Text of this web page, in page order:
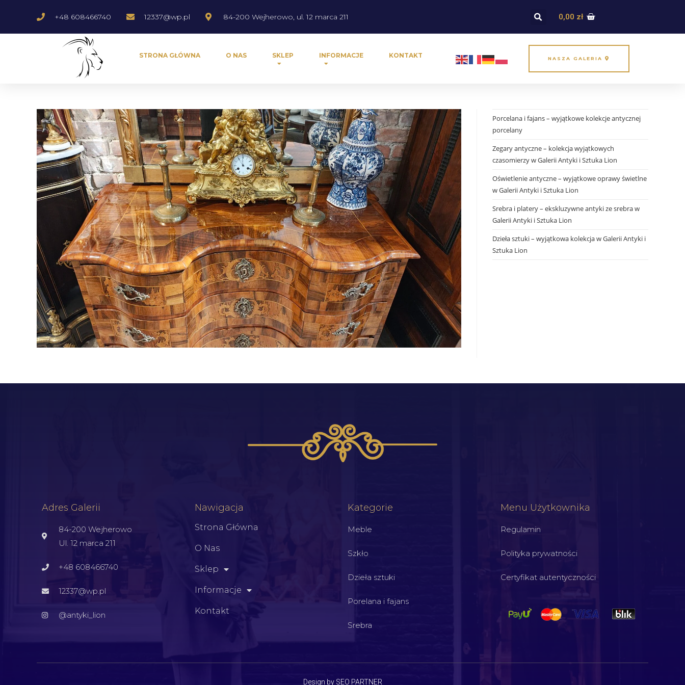
+48 608466740 12337@wp.pl 84-200 Wejherowo, ul. 12 marca 211 0,00 zł
STRONA GŁÓWNA O NAS SKLEP INFORMACJE KONTAKT NASZA GALERIA
Porcelana i fajans – wyjątkowe kolekcje antycznej
porcelany
Zegary antyczne – kolekcja wyjątkowych
czasomierzy w Galerii Antyki i Sztuka Lion
Oświetlenie antyczne – wyjątkowe oprawy świetlne
w Galerii Antyki i Sztuka Lion
Srebra i platery – ekskluzywne antyki ze srebra w
Galerii Antyki i Sztuka Lion
Dzieła sztuki – wyjątkowa kolekcja w Galerii Antyki i
Sztuka Lion
Adres Galerii
84-200 Wejherowo
Ul. 12 marca 211
+48 608466740
12337@wp.pl
@antyki_lion
Nawigacja
Strona Główna
O Nas
Sklep
Informacje
Kontakt
Kategorie
Meble
Szkło
Dzieła sztuki
Porelana i fajans
Srebra
Menu Użytkownika
Regulamin
Polityka prywatności
Certyfikat autentyczności
Design by SEO PARTNER